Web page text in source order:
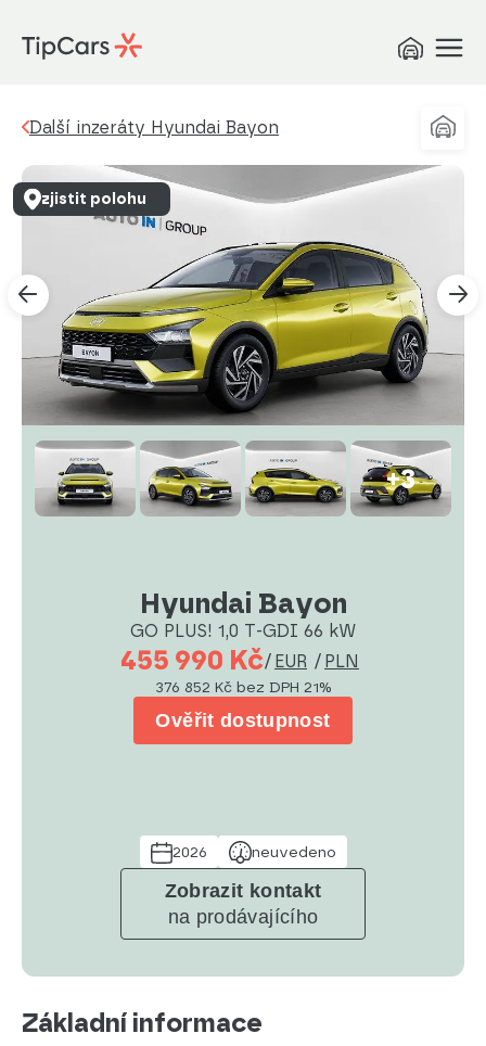
Další inzeráty Hyundai Bayon
+3
Hyundai Bayon
GO PLUS! 1,0 T-GDI 66 kW
455 990 Kč/ EUR / PLN
376 852 Kč bez DPH 21%
Ověřit dostupnost
2026 neuvedeno
Zobrazit kontakt
na prodávajícího
zjistit polohu
Základní informace